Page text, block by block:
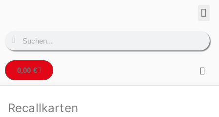
0,00 €
Recallkarten